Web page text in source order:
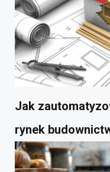
Jak
rynek